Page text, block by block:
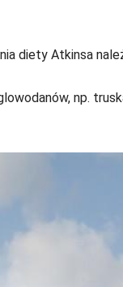
diety Atkinsa
np.